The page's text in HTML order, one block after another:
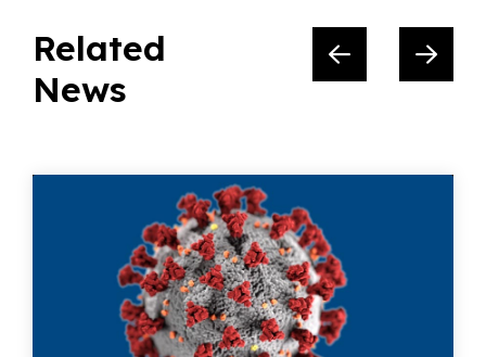
Related
News